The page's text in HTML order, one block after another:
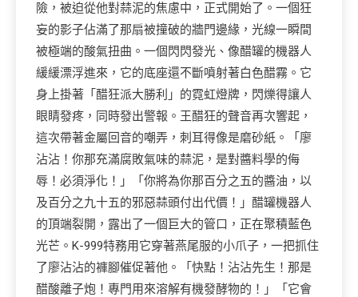
險，被迫從他對蒜泥的焦慮中，正式開始了。一個狂
妄的影子佔滿了那扇被撞破的牆門邊緣，光線一瞬間
被極端的酸氣扭曲。一個閃閃發光、像醋罐的機器人
緩緩漂浮進來，它的底座還不斷噴射著白色醋霧。它
身上掛著「醋狂派大勝利」的霓虹燈牌，閃爍得讓人
眼睛發疼，同時發出警報。王醋狂的聲音再次響起，
這次帶著金屬回音的嘲弄，刺耳得像是磨砂紙。「廖
沾沾！你那充滿腐敗氣味的蒜泥，是對醬料學的侮
辱！必須淨化！」「你將為你那百分之五的醬油，以
及百分之九十五的邪惡蒜頭付出代價！」醋罐機器人
的頂端裂開，露出了一個巨大的管口，正在聚積藍色
光芒。K-999特務用它穿著燕尾服的小爪子，一把抓住
了廖沾沾的褲腳催促著他。「快點！沾沾先生！那是
醋酸離子炮！專門用來溶解有機發酵物的！」「它會